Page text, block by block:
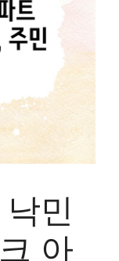
민
아